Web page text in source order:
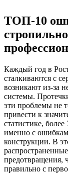
ТОП-10
Каждый год в
сталкиваются с
возникают из-за
системы.
эти проблемы не
привести к
статистике,
именно с
конструкции. В
предотвращения,
правильно с